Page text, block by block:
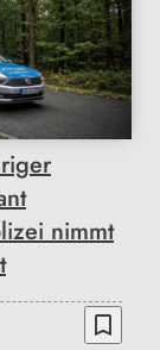
nimmt
bookmark_border